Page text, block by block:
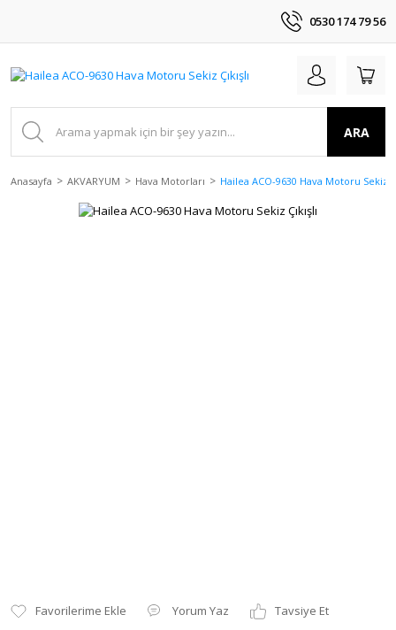
0530 174 79 56
ARA
Anasayfa AKVARYUM Hava Motorları Hailea ACO-9630 Hava Motoru Sekiz
Yorum Yaz
Tavsiye Et